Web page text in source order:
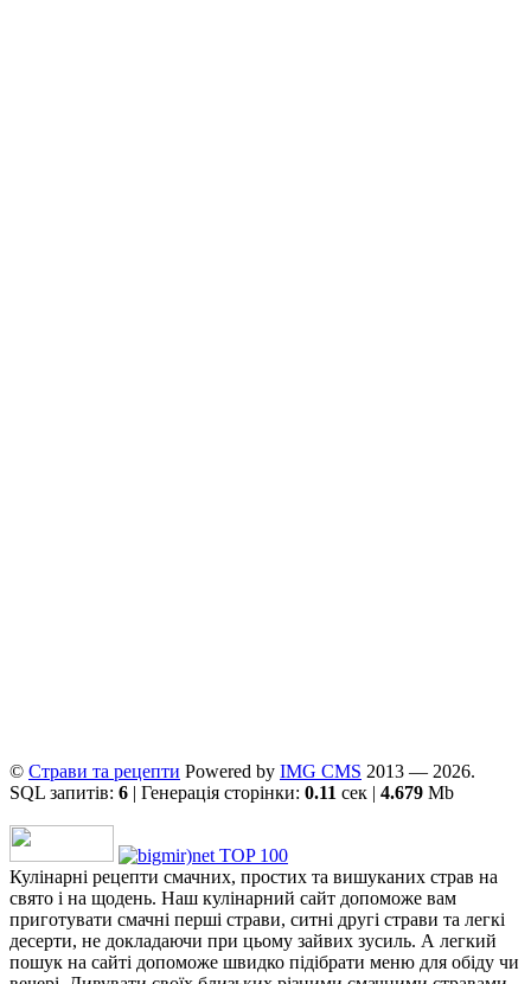
© Страви та рецепти Powered by ІMG CMS 2013 — 2026.
SQL запитів: 6 | Генерація сторінки: 0.11 сек | 4.679 Mb
Кулінарні рецепти смачних, простих та вишуканих страв на
свято і на щодень. Наш кулінарний сайт допоможе вам
приготувати смачні перші страви, ситні другі страви та легкі
десерти, не докладаючи при цьому зайвих зусиль. А легкий
пошук на сайті допоможе швидко підібрати меню для обіду чи